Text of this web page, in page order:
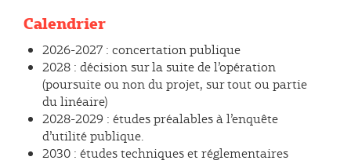
Calendrier
2026-2027 : concertation publique
2028 : décision sur la suite de l’opération
(poursuite ou non du projet, sur tout ou partie
du linéaire)
2028-2029 : études préalables à l’enquête
d’utilité publique.
2030 : études techniques et réglementaires